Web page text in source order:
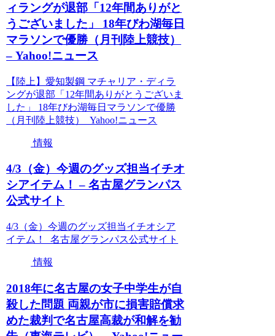
ィラングが退部「12年間ありがと
うございました」 18年びわ湖毎日
マラソンで優勝（月刊陸上競技）
– Yahoo!ニュース
【陸上】愛知製鋼 マチャリア・ディラ
ングが退部「12年間ありがとうございま
した」 18年びわ湖毎日マラソンで優勝
（月刊陸上競技） Yahoo!ニュース
情報
4/3（金）今週のグッズ担当イチオ
シアイテム！ – 名古屋グランパス
公式サイト
4/3（金）今週のグッズ担当イチオシア
イテム！ 名古屋グランパス公式サイト
情報
2018年に名古屋の女子中学生が自
殺した問題 両親が市に損害賠償求
めた裁判で名古屋高裁が和解を勧